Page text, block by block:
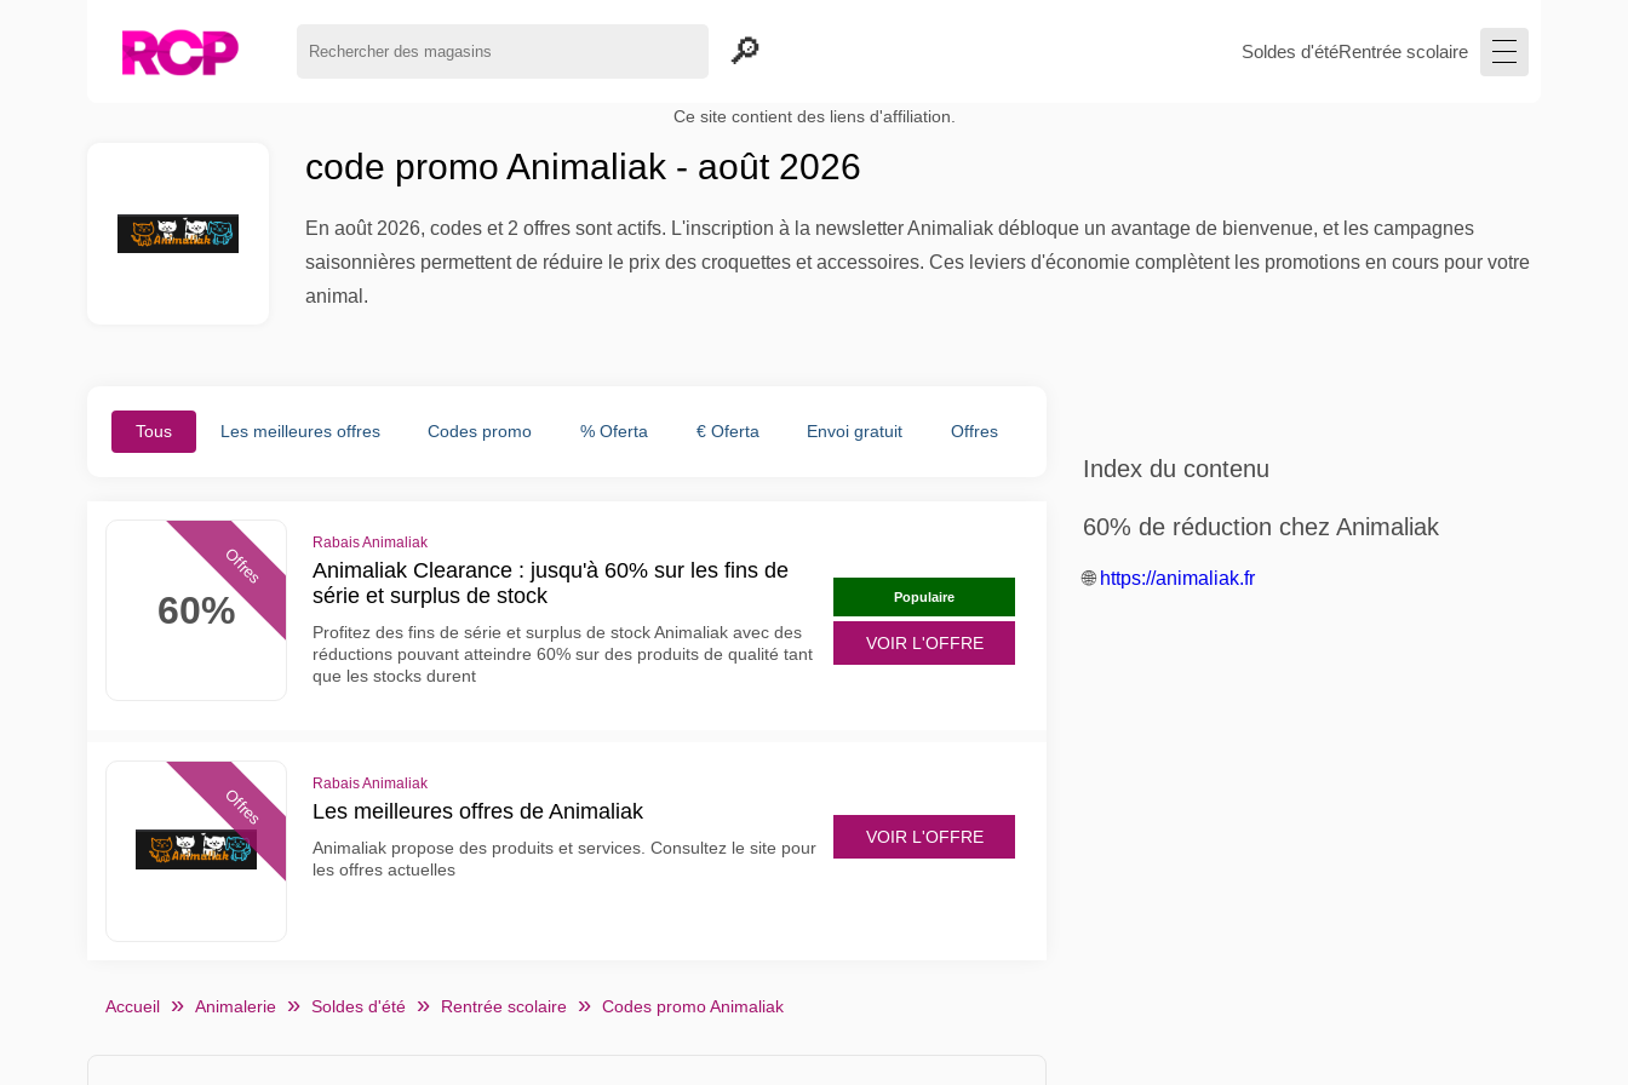
Soldes d'étéRentrée scolaire
Ce site contient des liens d'affiliation.
code promo Animaliak - août 2026
En août 2026, codes et 2 offres sont actifs. L'inscription à la newsletter Animaliak débloque un avantage de bienvenue, et les campagnes
saisonnières permettent de réduire le prix des croquettes et accessoires. Ces leviers d'économie complètent les promotions en cours pour votre
animal.
Tous Les meilleures offres Codes promo % Oferta € Oferta Envoi gratuit Offres
60%
Offres
Rabais Animaliak
Animaliak Clearance : jusqu'à 60% sur les fins de
série et surplus de stock
Profitez des fins de série et surplus de stock Animaliak avec des
réductions pouvant atteindre 60% sur des produits de qualité tant
que les stocks durent
Populaire
VOIR L'OFFRE
Offres
Rabais Animaliak
Les meilleures offres de Animaliak
Animaliak propose des produits et services. Consultez le site pour
les offres actuelles
VOIR L'OFFRE
Accueil Animalerie Soldes d'été Rentrée scolaire Codes promo Animaliak
Index du contenu
60% de réduction chez Animaliak
🌐 https://animaliak.fr